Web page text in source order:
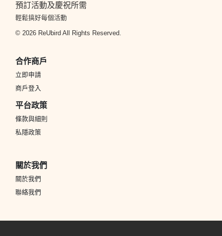
預訂活動及慶祝所需
輕鬆搞好每個活動
© 2026 ReUbird All Rights Reserved.
合作商戶
立即申請
商戶登入
平台政策
條款與細則
私隱政策
關於我們
關於我們
聯絡我們